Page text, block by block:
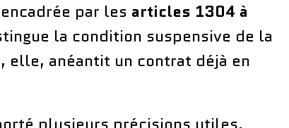
par les articles 1304 à
la condition suspensive de la
elle, anéantit un contrat déjà en